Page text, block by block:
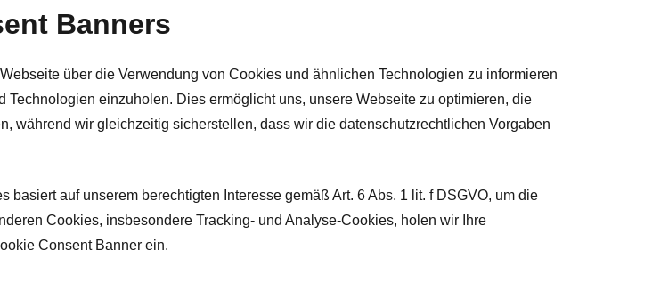
Banners
über die Verwendung von Cookies und ähnlichen Technologien zu informieren
einzuholen. Dies ermöglicht uns, unsere Webseite zu optimieren, die
während wir gleichzeitig sicherstellen, dass wir die datenschutzrechtlichen Vorgaben
auf unserem berechtigten Interesse gemäß Art. 6 Abs. 1 lit. f DSGVO, um die
Cookies, insbesondere Tracking- und Analyse-Cookies, holen wir Ihre
Consent Banner ein.